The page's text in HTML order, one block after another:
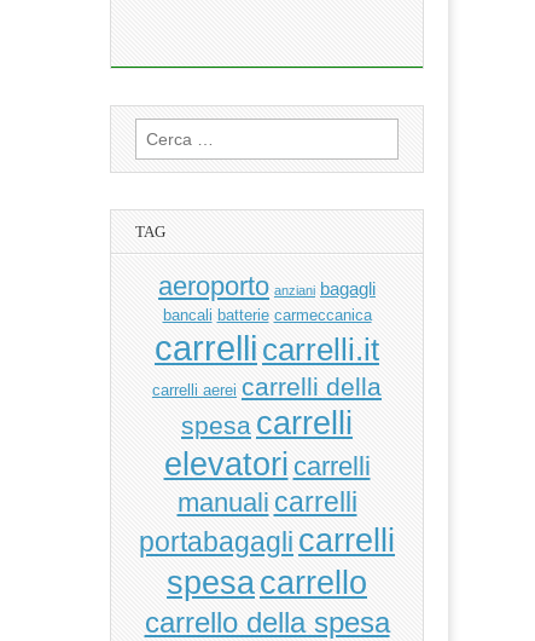
Ricerca
per:
TAG
aeroporto anziani bagagli
bancali batterie carmeccanica
carrelli carrelli.it
carrelli aerei carrelli della
spesa carrelli
elevatori carrelli
manuali carrelli
portabagagli carrelli
spesacarrello
carrello della spesa